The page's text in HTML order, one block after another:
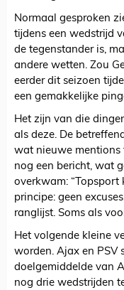
Normaal gesproken
tijdens een wedstrijd
de tegenstander is,
andere wetten. Zou
eerder dit seizoen
een gemakkelijke
Het zijn van die
als deze. De
wat nieuwe mentions
nog een bericht, wat
overkwam: “Topsport
principe: geen
ranglijst. Soms als
Het volgende kleine
worden. Ajax en PSV
doelgemiddelde van
nog drie wedstrijden